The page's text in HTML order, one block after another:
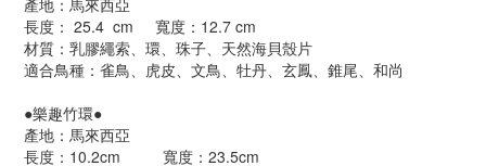
產地：馬來西亞
長度： 25.4  cm     寬度：12.7 cm
適合鳥種：雀鳥、虎皮、文鳥、牡丹、玄鳳、錐尾、和尚
●樂趣竹環●
產地：馬來西亞
長度：10.2cm  	寬度：23.5cm